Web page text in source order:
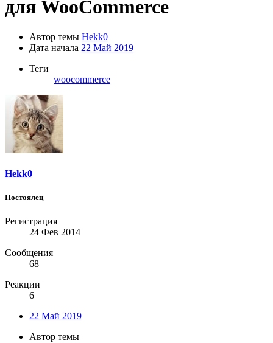
для WooCommerce
Автор темы Hekk0
Дата начала 22 Май 2019
Теги
woocommerce
Hekk0
Постоялец
Регистрация
24 Фев 2014
Сообщения
68
Реакции
6
22 Май 2019
Автор темы